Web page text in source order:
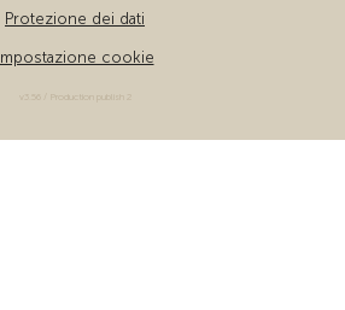
Protezione dei dati
Impostazione cookie
v3.56 / Production publish 2